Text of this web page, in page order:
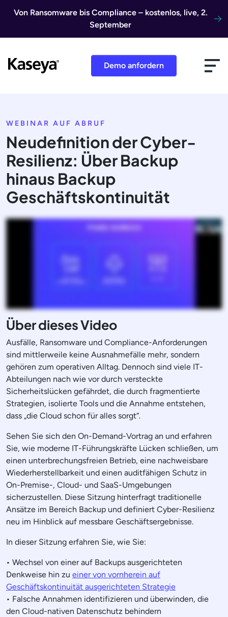
Von Ransomware bis Compliance – kostenlos, live, 2.
September
Demo anfordern
WEBINAR AUF ABRUF
Neudefinition der Cyber-
Resilienz: Über Backup
hinaus Backup
Geschäftskontinuität
Über dieses Video
Ausfälle, Ransomware und Compliance-Anforderungen
sind mittlerweile keine Ausnahmefälle mehr, sondern
gehören zum operativen Alltag. Dennoch sind viele IT-
Abteilungen nach wie vor durch versteckte
Sicherheitslücken gefährdet, die durch fragmentierte
Strategien, isolierte Tools und die Annahme entstehen,
dass „die Cloud schon für alles sorgt“.
Sehen Sie sich den On-Demand-Vortrag an und erfahren
Sie, wie moderne IT-Führungskräfte Lücken schließen, um
einen unterbrechungsfreien Betrieb, eine nachweisbare
Wiederherstellbarkeit und einen auditfähigen Schutz in
On-Premise-, Cloud- und SaaS-Umgebungen
sicherzustellen. Diese Sitzung hinterfragt traditionelle
Ansätze im Bereich Backup und definiert Cyber-Resilienz
neu im Hinblick auf messbare Geschäftsergebnisse.
In dieser Sitzung erfahren Sie, wie Sie:
• Wechsel von einer auf Backups ausgerichteten
Denkweise hin zu einer von vornherein auf
Geschäftskontinuität ausgerichteten Strategie
• Falsche Annahmen identifizieren und überwinden, die
den Cloud-nativen Datenschutz behindern